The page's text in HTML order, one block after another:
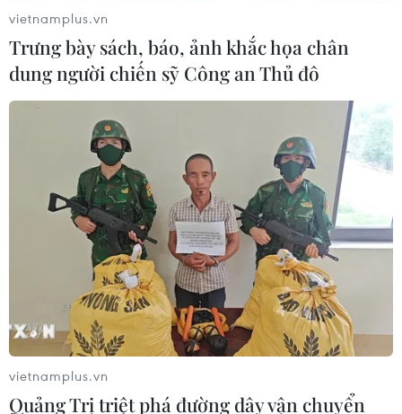
vietnamplus.vn
Trưng bày sách, báo, ảnh khắc họa chân
dung người chiến sỹ Công an Thủ đô
vietnamplus.vn
Quảng Trị triệt phá đường dây vận chuyển